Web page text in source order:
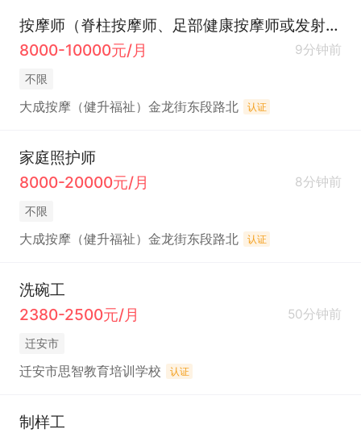
按摩师（脊柱按摩师、足部健康按摩师或发射疗法师）
8000-10000元/月
9分钟前
不限
大成按摩（健升福祉）金龙街东段路北 认证
家庭照护师
8000-20000元/月
8分钟前
不限
大成按摩（健升福祉）金龙街东段路北 认证
洗碗工
2380-2500元/月
50分钟前
迁安市
迁安市思智教育培训学校 认证
制样工